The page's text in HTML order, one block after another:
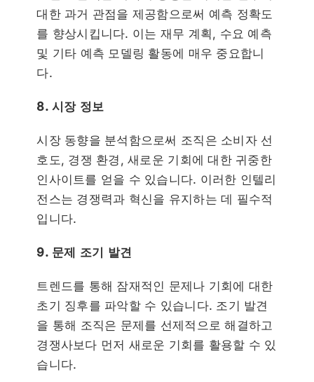
대한 과거 관점을 제공함으로써 예측 정확도
를 향상시킵니다. 이는 재무 계획, 수요 예측
및 기타 예측 모델링 활동에 매우 중요합니
다.
8. 시장 정보
시장 동향을 분석함으로써 조직은 소비자 선
호도, 경쟁 환경, 새로운 기회에 대한 귀중한
인사이트를 얻을 수 있습니다. 이러한 인텔리
전스는 경쟁력과 혁신을 유지하는 데 필수적
입니다.
9. 문제 조기 발견
트렌드를 통해 잠재적인 문제나 기회에 대한
초기 징후를 파악할 수 있습니다. 조기 발견
을 통해 조직은 문제를 선제적으로 해결하고
경쟁사보다 먼저 새로운 기회를 활용할 수 있
습니다.